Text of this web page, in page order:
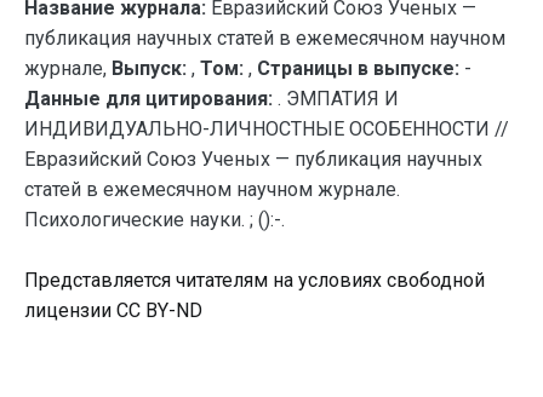
Название журнала: Евразийский Союз Ученых —
публикация научных статей в ежемесячном научном
журнале, Выпуск: , Том: , Страницы в выпуске: -
Данные для цитирования: . ЭМПАТИЯ И
ИНДИВИДУАЛЬНО-ЛИЧНОСТНЫЕ ОСОБЕННОСТИ //
Евразийский Союз Ученых — публикация научных
статей в ежемесячном научном журнале.
Психологические науки. ; ():-.
Представляется читателям на условиях свободной
лицензии CC BY-ND